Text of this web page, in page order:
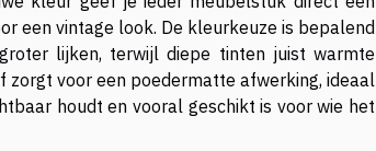
een vintage look. De kleurkeuze is bepalend
lijken, terwijl diepe tinten juist warmte
voor een poedermatte afwerking, ideaal
houdt en vooral geschikt is voor wie het